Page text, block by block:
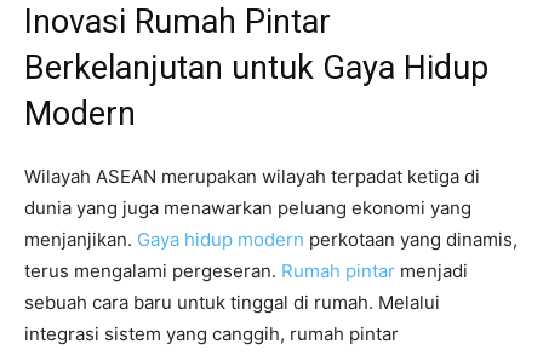
Inovasi Rumah Pintar
Berkelanjutan untuk Gaya Hidup
Modern
Wilayah ASEAN merupakan wilayah terpadat ketiga di
dunia yang juga menawarkan peluang ekonomi yang
menjanjikan. Gaya hidup modern perkotaan yang dinamis,
terus mengalami pergeseran. Rumah pintar menjadi
sebuah cara baru untuk tinggal di rumah. Melalui
integrasi sistem yang canggih, rumah pintar